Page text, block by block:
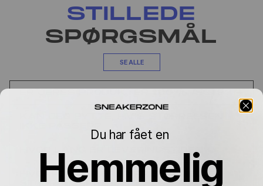
STILLEDE
SPØRGSMÅL
SE ALLE
HVOR LANG ER LEVERINGSTIDEN?
HVORFOR VARIERER PRISEN MELLEM
STØRRELSERNE?
Du har fået en
Hemmelig